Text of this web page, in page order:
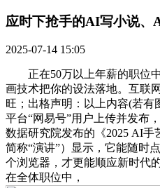
应时下抢手的AI写小说、
2025-07-14 15:05
正在50万以上年薪的职位中
画技术把你的设法落地。互联
旺；出格声明：以上内容(若有
平台“网易号”用户上传并发布
数据研究院发布的《2025 AI
简称“演讲”）显示，它能随时
个浏览器，才更能顺应新时代
在全体职位中，